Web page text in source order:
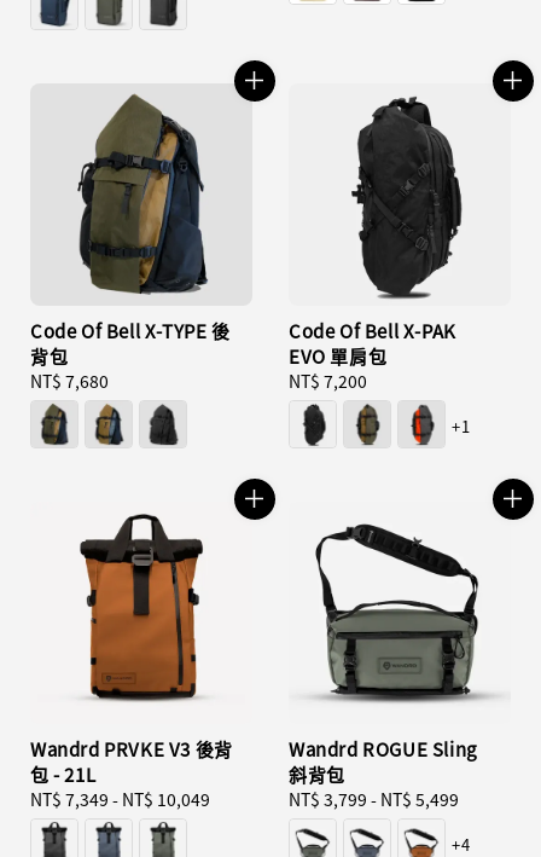
Code Of Bell X-TYPE 後
背包
Regular
price
NT$ 7,680
Code Of Bell X-PAK
EVO 單肩包
Regular
price
NT$ 7,200
+1
Wandrd PRVKE V3 後背
包 - 21L
Regular
price
NT$ 7,349 - NT$ 10,049
Wandrd ROGUE Sling
斜背包
Regular
price
NT$ 3,799 - NT$ 5,499
+4